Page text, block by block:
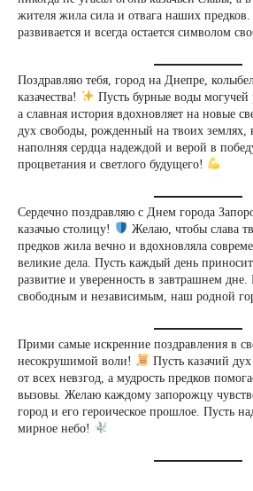
жителя жила сила и отвага наших предков.
развивается и всегда остается символом
Поздравляю тебя, город на Днепре,
казачества!
Пусть бурные воды могучей
а славная история вдохновляет на новые
дух свободы, рожденный на твоих землях,
наполняя сердца надеждой и верой в
процветания и светлого будущего!
Сердечно поздравляю с Днем города
казачью столицу!
Желаю, чтобы слава
предков жила вечно и вдохновляла
великие дела. Пусть каждый день приносит
развитие и уверенность в завтрашнем дне.
свободным и независимым, наш родной
Прими самые искренние поздравления в
несокрушимой воли!
Пусть казачий дух
от всех невзгод, а мудрость предков
вызовы. Желаю каждому запорожцу
город и его героическое прошлое. Пусть
мирное небо!